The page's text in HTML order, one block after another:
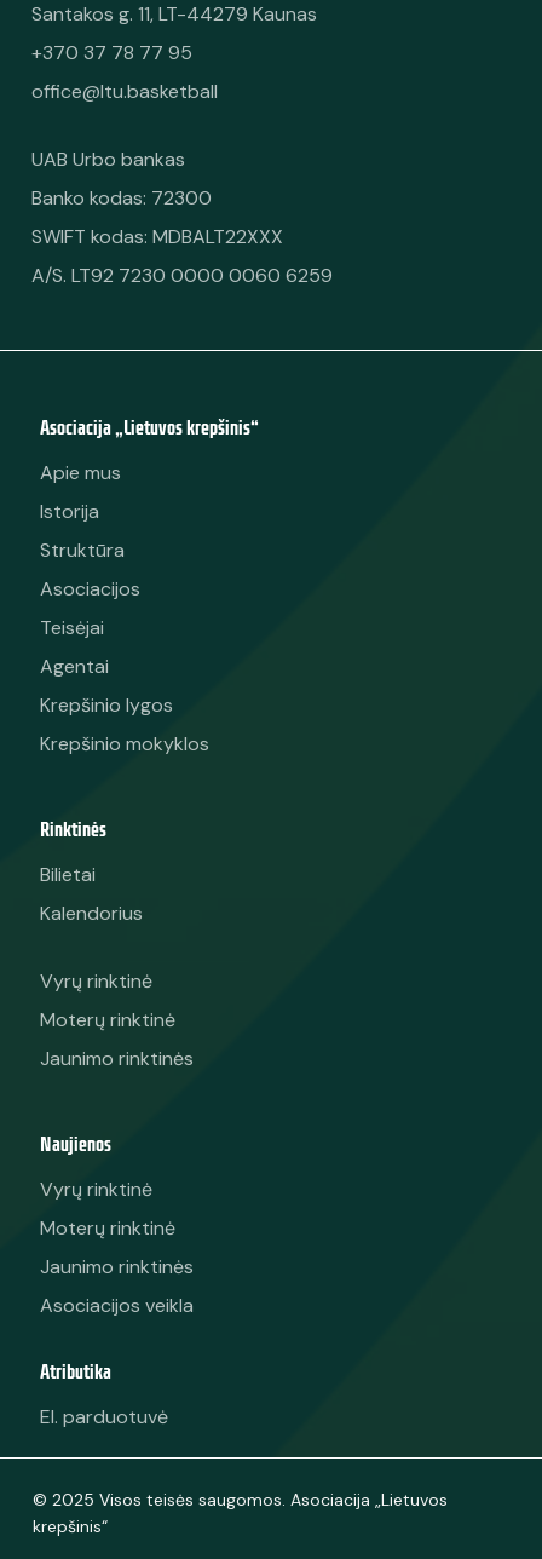
Santakos g. 11, LT-44279 Kaunas
+370 37 78 77 95
office@ltu.basketball
UAB Urbo bankas
Banko kodas: 72300
SWIFT kodas: MDBALT22XXX
A/S. LT92 7230 0000 0060 6259
Asociacija „Lietuvos krepšinis“
Apie mus
Istorija
Struktūra
Asociacijos
Teisėjai
Agentai
Krepšinio lygos
Krepšinio mokyklos
Rinktinės
Bilietai
Kalendorius
Vyrų rinktinė
Moterų rinktinė
Jaunimo rinktinės
Naujienos
Vyrų rinktinė
Moterų rinktinė
Jaunimo rinktinės
Asociacijos veikla
Atributika
El. parduotuvė
© 2025 Visos teisės saugomos. Asociacija „Lietuvos
krepšinis“